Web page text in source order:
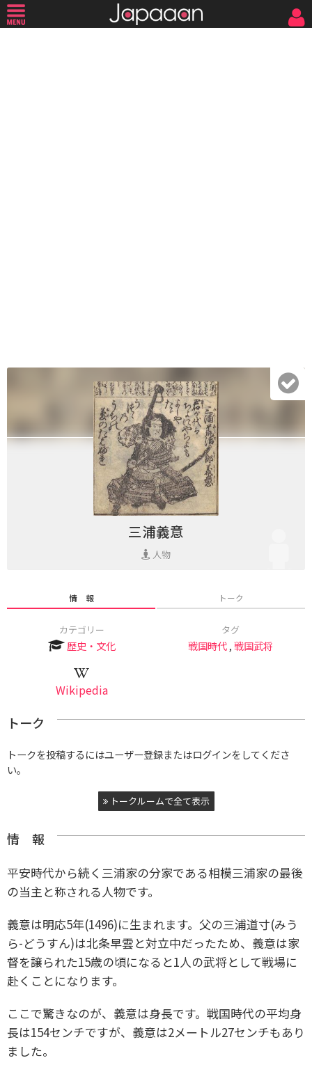
三浦義意
人物
情 報 トーク
カテゴリー
歴史・文化
タグ
戦国時代,戦国武将
Wikipedia
トーク
トークを投稿するにはユーザー登録またはログインをしてくださ
い。
トークルームで全て表示
情 報
平安時代から続く三浦家の分家である相模三浦家の最後
の当主と称される人物です。
義意は明応5年(1496)に生まれます。父の三浦道寸(みう
ら-どうすん)は北条早雲と対立中だったため、義意は家
督を譲られた15歳の頃になると1人の武将として戦場に
赴くことになります。
ここで驚きなのが、義意は身長です。戦国時代の平均身
長は154センチですが、義意は2メートル27センチもあり
ました。